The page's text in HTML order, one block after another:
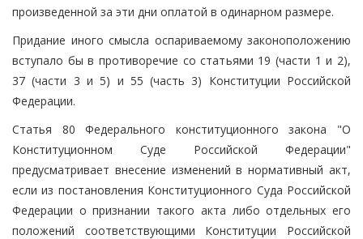
произведенной за эти дни оплатой в одинарном размере.
Придание иного смысла оспариваемому законоположению
вступало бы в противоречие со статьями 19 (части 1 и 2),
37 (части 3 и 5) и 55 (часть 3) Конституции Российской
Федерации.
Статья 80 Федерального конституционного закона "О
Конституционном Суде Российской Федерации"
предусматривает внесение изменений в нормативный акт,
если из постановления Конституционного Суда Российской
Федерации о признании такого акта либо отдельных его
положений соответствующими Конституции Российской